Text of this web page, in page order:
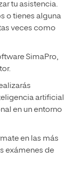
tu asistencia.
o tienes alguna
veces como
SimaPro,
artificial
en un entorno
en las más
exámenes de